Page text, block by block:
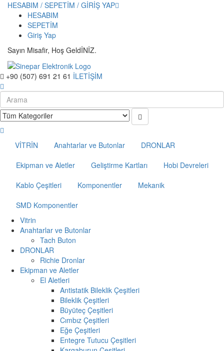
HESABIM / SEPETİM / GİRİŞ YAP
HESABIM
SEPETİM
Giriş Yap
Sayın Misafir, Hoş GeldİNİZ.
+90 (507) 691 21 61 İLETİŞİM
VİTRİN Anahtarlar ve Butonlar
DRONLAR
Ekipman ve Aletler
Geliştirme Kartları
Hobi Devreleri
Kablo Çeşitleri
Komponentler
Mekanik
SMD Komponentler
Vitrin
Anahtarlar ve Butonlar
Tach Buton
DRONLAR
Richie Dronlar
Ekipman ve Aletler
El Aletleri
Antistatik Bileklik Çeşitleri
Bileklik Çeşitleri
Büyüteç Çeşitleri
Cımbız Çeşitleri
Eğe Çeşitleri
Entegre Tutucu Çeşitleri